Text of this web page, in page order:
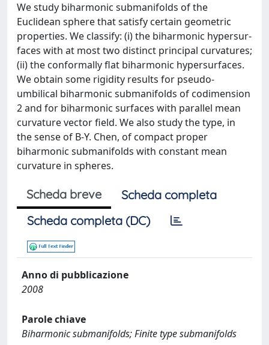
We study biharmonic submanifolds of the
Euclidean sphere that satisfy certain geometric
properties. We classify: (i) the biharmonic hypersur-
faces with at most two distinct principal curvatures;
(ii) the conformally flat biharmonic hypersurfaces.
We obtain some rigidity results for pseudo-
umbilical biharmonic submanifolds of codimension
2 and for biharmonic surfaces with parallel mean
curvature vector field. We also study the type, in
the sense of B-Y. Chen, of compact proper
biharmonic submanifolds with constant mean
curvature in spheres.
Scheda breve
Scheda completa
Scheda completa (DC)
Anno di pubblicazione
2008
Parole chiave
Biharmonic submanifolds; Finite type submanifolds